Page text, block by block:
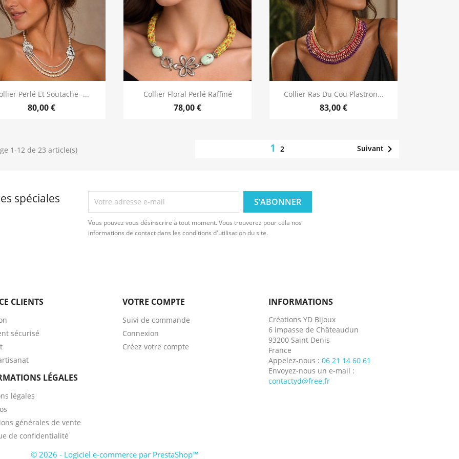
Aperçu rapide
Perlé Et Soutache -...
80,00 €
Aperçu rapide
Collier Floral Perlé Raffiné
78,00 €
Aperçu rapide
Collier Ras Du Cou Plastron...
83,00 €
1-12 de 23 article(s) 12 Suivant
spéciales
Vous pouvez vous désinscrire à tout moment. Vous trouverez pour cela nos
informations de contact dans les conditions d'utilisation du site.
CLIENTS
sécurisé
LÉGALES
légales
générales de vente
de confidentialité
VOTRE COMPTE
Suivi de commande
Connexion
Créez votre compte
INFORMATIONS
Créations YD Bijoux
6 impasse de Châteaudun
93200 Saint Denis
France
Appelez-nous : 06 21 14 60 61
Envoyez-nous un e-mail :
contactyd@free.fr
© 2026 - Logiciel e-commerce par PrestaShop™